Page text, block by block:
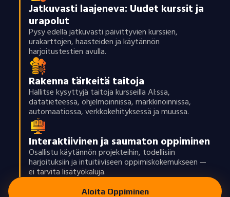
Jatkuvasti laajeneva: Uudet kurssit ja
urapolut
Pysy edellä jatkuvasti päivittyvien kurssien,
urakarttojen, haasteiden ja käytännön
harjoitustestien avulla.
Rakenna tärkeitä taitoja
Hallitse kysyttyjä taitoja kursseilla AI:ssa,
datatieteessä, ohjelmoinnissa, markkinoinnissa,
automaatiossa, verkkokehityksessä ja muussa.
Interaktiivinen ja saumaton oppiminen
Osallistu käytännön projekteihin, todellisiin
harjoituksiin ja intuitiiviseen oppimiskokemukseen —
ei tarvita lisätyökaluja.
Aloita Oppiminen